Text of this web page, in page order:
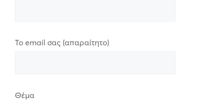
Το email σας (απαραίτητο)
Θέμα